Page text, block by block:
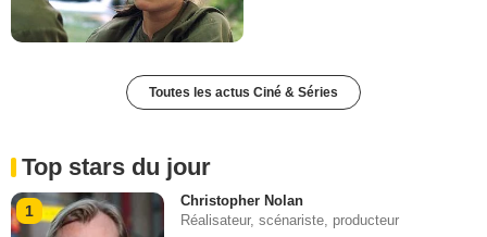
Toutes les actus Ciné & Séries
Top stars du jour
1
Christopher Nolan
Réalisateur, scénariste, producteur